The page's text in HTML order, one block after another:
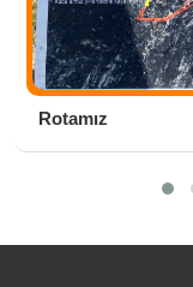
Rotamız